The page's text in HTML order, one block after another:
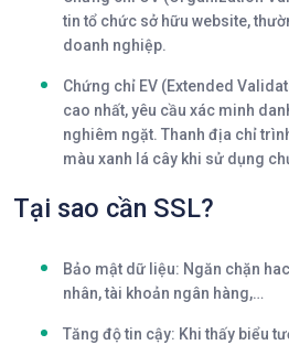
tin tổ chức sở hữu website,
doanh nghiệp.
Chứng chỉ EV (Extended
cao nhất, yêu cầu xác minh
nghiêm ngặt. Thanh địa chỉ
màu xanh lá cây khi sử dụng
Tại sao cần SSL?
Bảo mật dữ liệu: Ngăn chặn
nhân, tài khoản ngân hàng,…
Tăng độ tin cậy: Khi thấy biểu